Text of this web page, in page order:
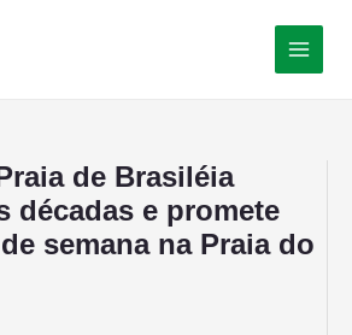
de Brasiléia
décadas e promete
semana na Praia do